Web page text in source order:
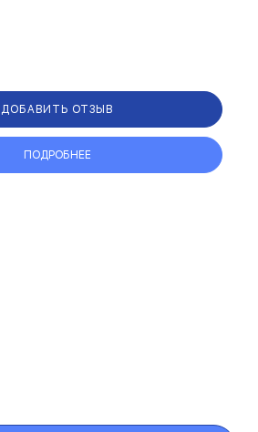
ДОБАВИТЬ ОТЗЫВ
ПОДРОБНЕЕ